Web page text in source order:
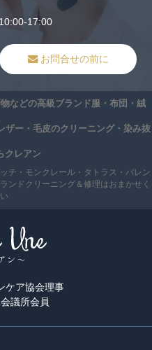
17:00
お問合せの前に
などの高級ブランド服・布団・絨
ー・毛皮のクリーニング・染み抜
クレアン
チ・モンクレール・タトラス・バレン
ンドクリーニング＆修理はおまかせく
ケア協会理事
議所会員